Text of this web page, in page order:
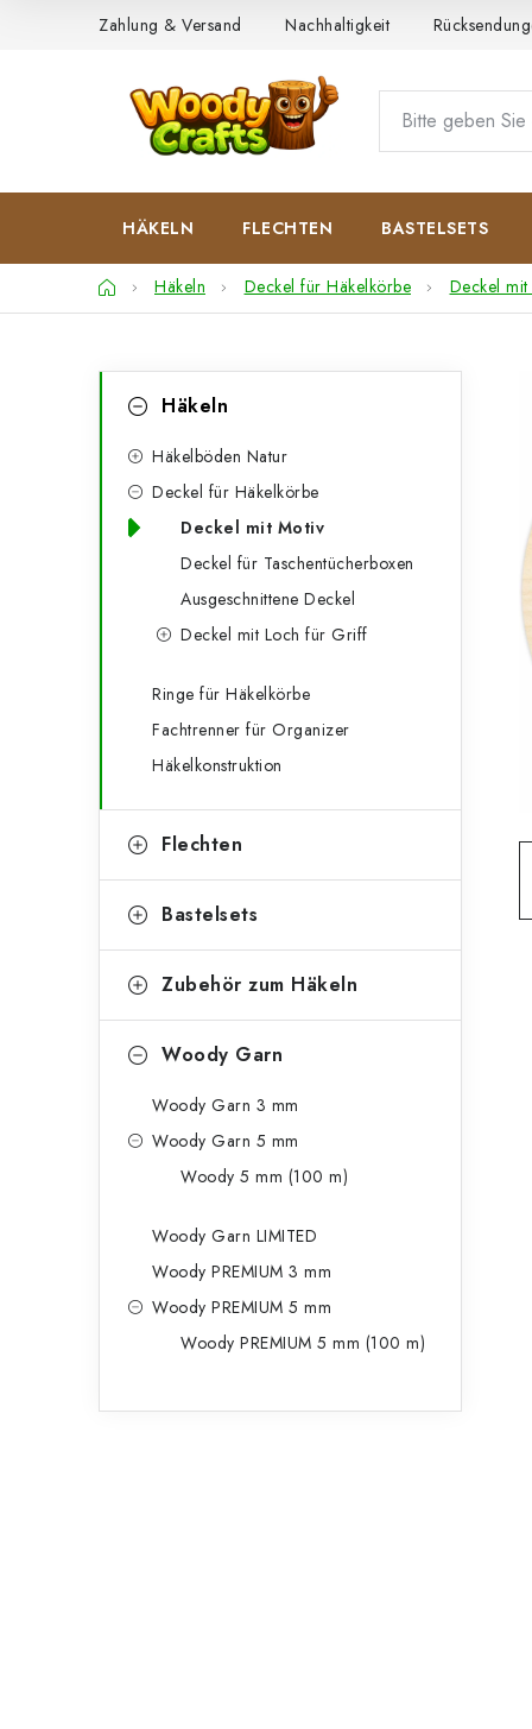
Zahlung & Versand Nachhaltigkeit
HÄKELN FLECHTEN BASTELSETS
StartseiteHäkeln Deckel für Häkelkörbe Deckel
s
e
überspringen
Häkeln
Häkelböden Natur
Deckel für Häkelkörbe
Deckel mit Motiv
Deckel für Taschentücherboxen
Ausgeschnittene Deckel
Deckel mit Loch für Griff
Ringe für Häkelkörbe
Fachtrenner für Organizer
Häkelkonstruktion
Flechten
Bastelsets
Zubehör zum Häkeln
Woody Garn
Woody Garn 3 mm
Woody Garn 5 mm
Woody 5 mm (100 m)
Woody Garn LIMITED
Woody PREMIUM 3 mm
Woody PREMIUM 5 mm
Woody PREMIUM 5 mm (100 m)